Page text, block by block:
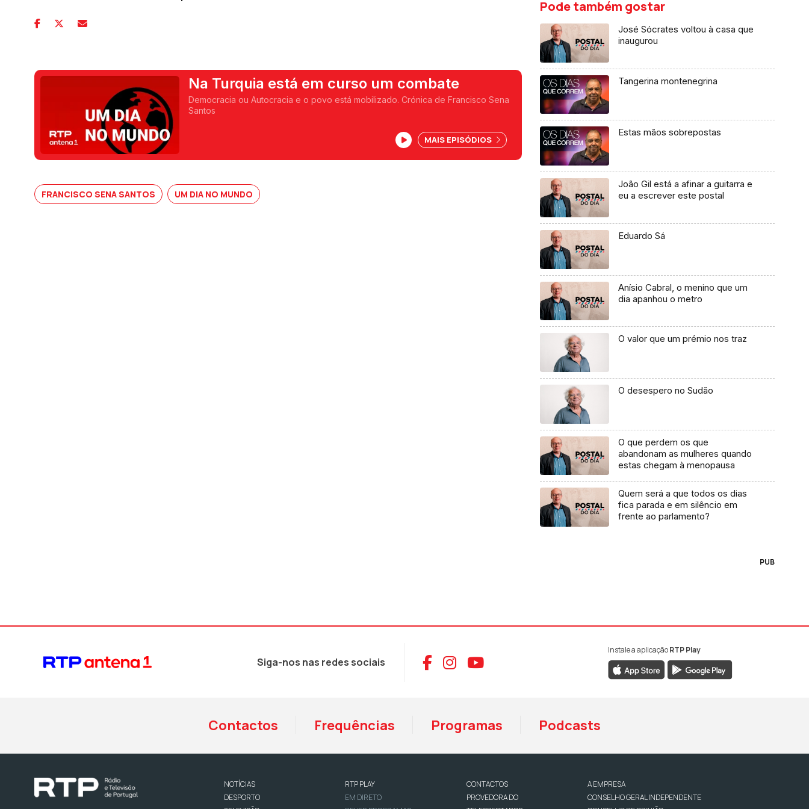
Na Turquia está em curso um combate
Democracia ou Autocracia e o povo está mobilizado. Crónica de Francisco Sena
Santos
MAIS EPISÓDIOS
FRANCISCO SENA SANTOS UM DIA NO MUNDO
Pode também gostar
José Sócrates voltou à casa que
inaugurou
Tangerina montenegrina
Estas mãos sobrepostas
João Gil está a afinar a guitarra e
eu a escrever este postal
Eduardo Sá
Anísio Cabral, o menino que um
dia apanhou o metro
O valor que um prémio nos traz
O desespero no Sudão
O que perdem os que
abandonam as mulheres quando
estas chegam à menopausa
Quem será a que todos os dias
fica parada e em silêncio em
frente ao parlamento?
PUB
Siga-nos nas redes sociais Aceder ao Facebook da RTP Antena 1
Aceder ao Instagram da RTP Antena 1
Aceder ao YouTube da RTP Antena 1
Instale a aplicaçãoRTP Play
Contactos Frequências Programas Podcasts
NOTÍCIAS
DESPORTO
RTP PLAY
EM DIRETO
CONTACTOS
PROVEDORA DO
A EMPRESA
CONSELHO GERAL INDEPENDENTE